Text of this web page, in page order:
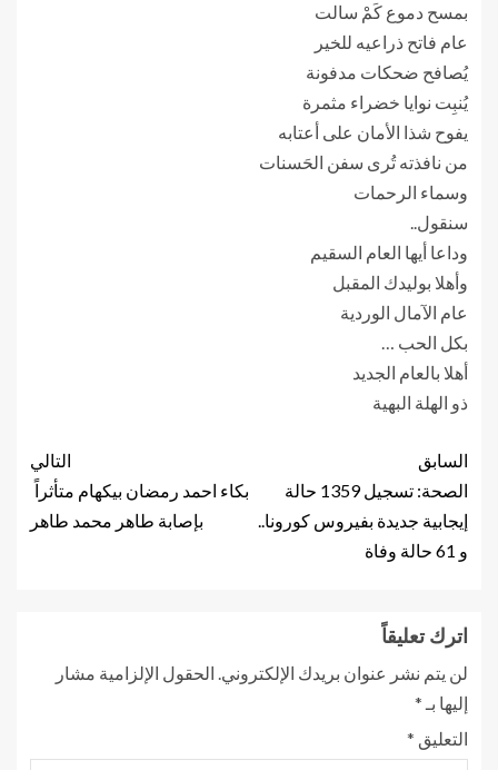
بمسح دموع كَمْ سالت
عام فاتح ذراعيه للخير
يُصافح ضحكات مدفونة
يُنبِت نوايا خضراء مثمرة
يفوح شذا الأمان على أعتابه
من نافذته تُرى سفن الحَسنات
وسماء الرحمات
سنقول..
وداعا أيها العام السقيم
وأهلا بوليدك المقبل
عام الآمال الوردية
بكل الحب …
أهلا بالعام الجديد
ذو الهلة البهية
السابق
الصحة: تسجيل 1359 حالة
إيجابية جديدة بفيروس كورونا..
و 61 حالة وفاة
التالي
بكاء احمد رمضان بيكهام متأثراً
بإصابة طاهر محمد طاهر
اترك تعليقاً
لن يتم نشر عنوان بريدك الإلكتروني. الحقول الإلزامية مشار
إليها بـ *
التعليق *